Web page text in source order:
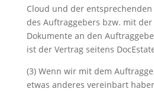
Cloud und der
des Auftraggebers bzw. mit
Dokumente an den
ist der Vertrag seitens
(3) Wenn wir mit dem
etwas anderes vereinbart